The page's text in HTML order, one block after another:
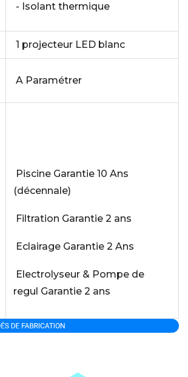
- Isolant thermique
1 projecteur LED blanc
A Paramétrer
Piscine Garantie 10 Ans
(décennale)
Filtration Garantie 2 ans
Eclairage Garantie 2 Ans
Electrolyseur & Pompe de
regul Garantie 2 ans